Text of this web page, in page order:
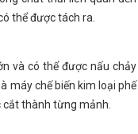
thể được tách ra.
và có thể được nấu chảy
máy chế biến kim loại phế
cắt thành từng mảnh.